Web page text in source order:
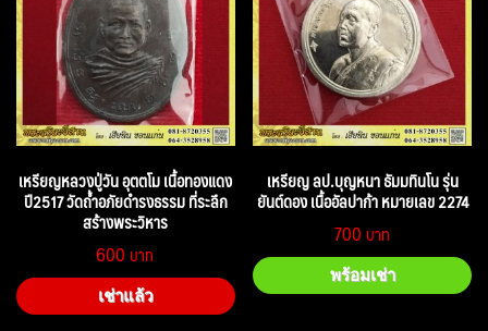
เหรียญหลวงปู่วัน อุตตโม เนื้อทองแดง
ปี2517 วัดถ้ำอภัยดำรงธรรม ที่ระลึก
สร้างพระวิหาร
600
เช่าแล้ว
เหรียญ ลป.บุญหนา ธัมมทินโน รุ่น
ยันต์ดอง เนื้ออัลปาก้า หมายเลข 2274
700
พร้อมเช่า